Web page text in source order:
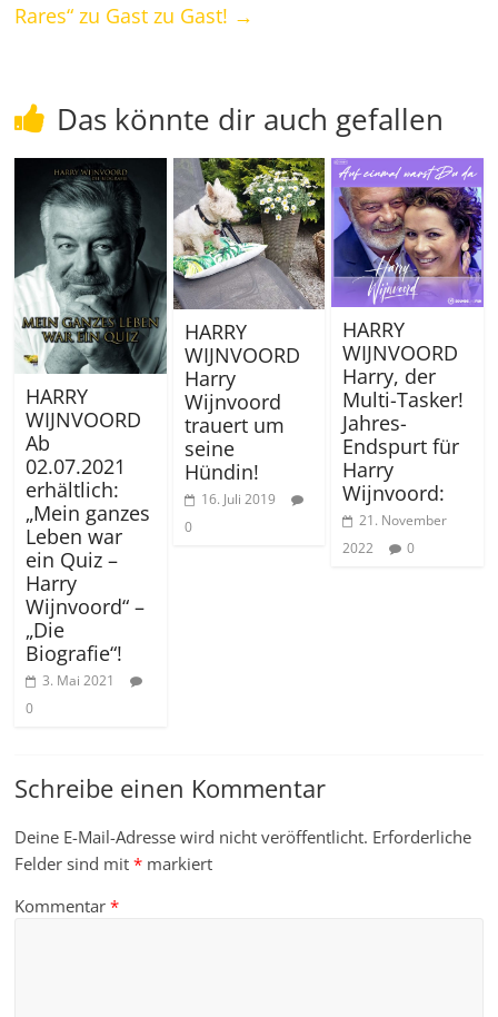
Rares“ zu Gast zu Gast! →
Das könnte dir auch gefallen
HARRY
WIJNVOORD
Ab
02.07.2021
erhältlich:
„Mein ganzes
Leben war
ein Quiz –
Harry
Wijnvoord“ –
„Die
Biografie“!
3. Mai 2021
0
HARRY
WIJNVOORD
Harry
Wijnvoord
trauert um
seine
Hündin!
16. Juli 2019
0
HARRY
WIJNVOORD
Harry, der
Multi-Tasker!
Jahres-
Endspurt für
Harry
Wijnvoord:
21. November
2022
0
Schreibe einen Kommentar
Deine E-Mail-Adresse wird nicht veröffentlicht. Erforderliche
Felder sind mit* markiert
Kommentar*